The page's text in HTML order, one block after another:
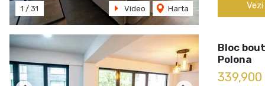
1 / 31 Video Harta
Bloc
Polona